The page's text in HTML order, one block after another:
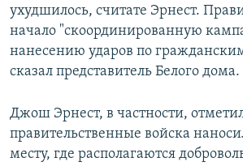
ухудшилось, считате Эрнест.
начало "скоординированную
нанесению ударов по
сказал представитель Белого дома.
Джош Эрнест, в частности,
правительственные войска
месту, где располагаются